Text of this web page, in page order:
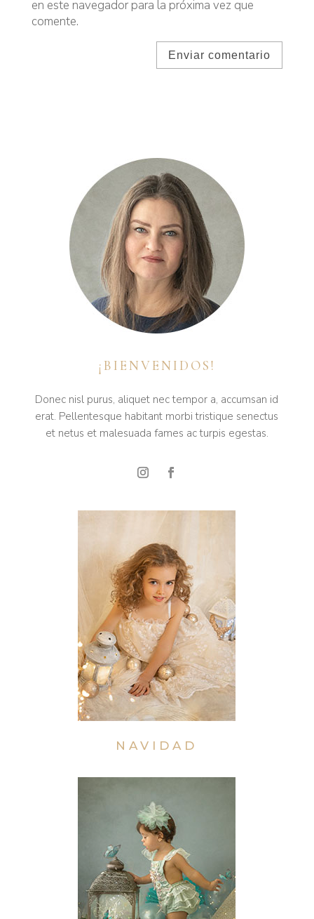
en este navegador para la próxima vez que
comente.
Enviar comentario
¡BIENVENIDOS!
Donec nisl purus, aliquet nec tempor a, accumsan id
erat. Pellentesque habitant morbi tristique senectus
et netus et malesuada fames ac turpis egestas.
NAVIDAD